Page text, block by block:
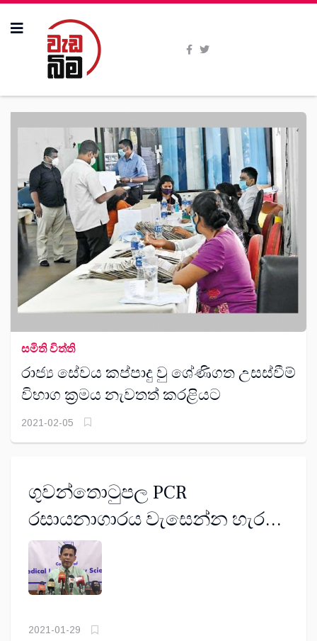
All Stories
සමිති විත්ති
රාජ්‍ය සේවය කප්පාදු වු ශේණිගත උසස්වීම්
විභාග ක‍්‍රමය නැවතත් කරළියට
2021-02-05
ගුවන්තොටුපල PCR
රසායනාගාරය වැසෙන්න හැර
ගජ මිතුරන් තර කරන සෞඛ්‍ය
අමාත්‍යාංශය
2021-01-29